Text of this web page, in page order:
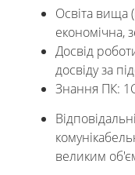
Освіта вища
економічна,
Досвід
досвіду за
Знання ПК:
великим